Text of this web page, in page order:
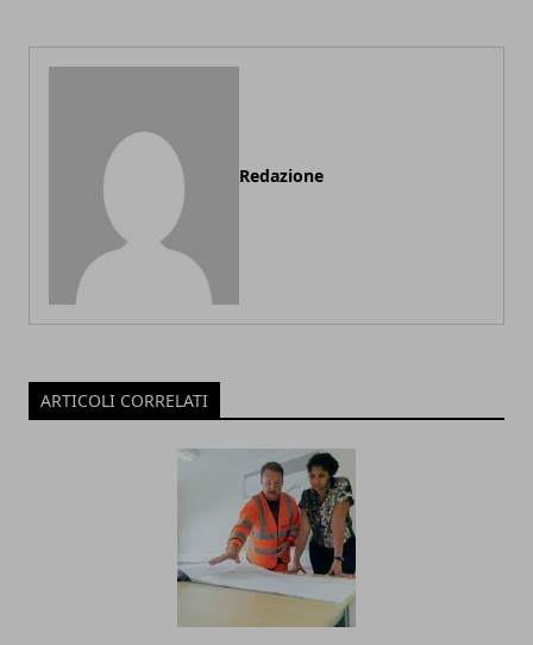
Redazione
ARTICOLI CORRELATI